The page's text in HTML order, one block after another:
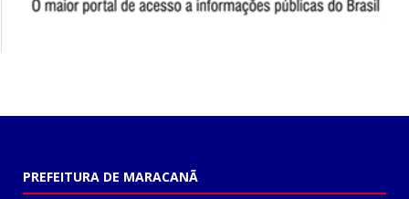
PREFEITURA DE MARACANÃ